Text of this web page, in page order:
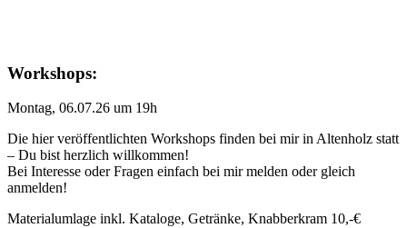
Workshops:
Montag, 06.07.26 um 19h
Die hier veröffentlichten Workshops finden bei mir in Altenholz statt
– Du bist herzlich willkommen!
Bei Interesse oder Fragen einfach bei mir melden oder gleich
anmelden!
Materialumlage inkl. Kataloge, Getränke, Knabberkram 10,-€